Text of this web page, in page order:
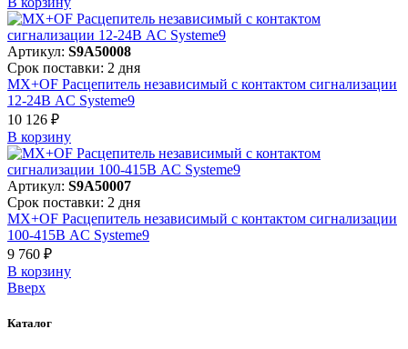
Артикул: S9A50008
Срок поставки: 2 дня
MX+OF Расцепитель независимый с контактом сигнализации
12-24В AC Systeme9
10 126 ₽
В корзинy
Артикул: S9A50007
Срок поставки: 2 дня
MX+OF Расцепитель независимый с контактом сигнализации
100-415В AC Systeme9
9 760 ₽
В корзинy
Вверх
Каталог